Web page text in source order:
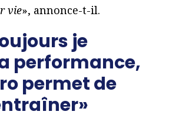
vie», annonce-t-il.
je
performance,
permet de